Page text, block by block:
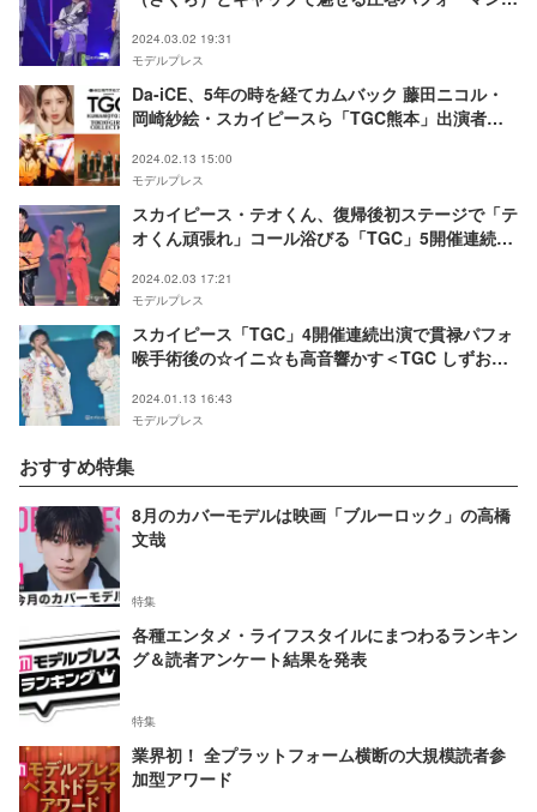
2024.03.02 19:31
モデルプレス
Da-iCE、5年の時を経てカムバック 藤田ニコル・
岡崎紗絵・スカイピースら「TGC熊本」出演者第3
2024.02.13 15:00
モデルプレス
スカイピース・テオくん、復帰後初ステージで「テ
オくん頑張れ」コール浴びる「TGC」5開催連続出
2024.02.03 17:21
モデルプレス
スカイピース「TGC」4開催連続出演で貫禄パフォ
喉手術後の☆イニ☆も高音響かす＜TGC しずおか
2024.01.13 16:43
モデルプレス
おすすめ特集
8月のカバーモデルは映画「ブルーロック」の高橋
文哉
特集
各種エンタメ・ライフスタイルにまつわるランキン
グ＆読者アンケート結果を発表
特集
業界初！ 全プラットフォーム横断の大規模読者参
加型アワード